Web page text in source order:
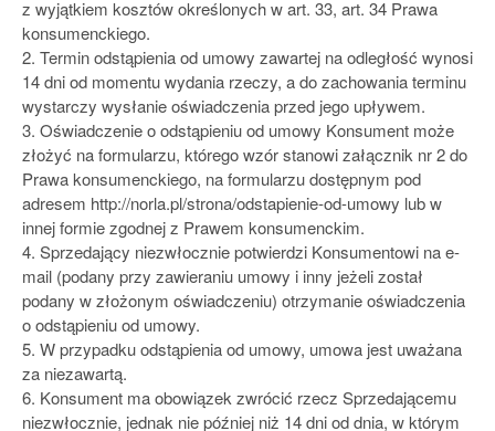
z wyjątkiem kosztów określonych w art. 33, art. 34 Prawa
konsumenckiego.
2. Termin odstąpienia od umowy zawartej na odległość wynosi
14 dni od momentu wydania rzeczy, a do zachowania terminu
wystarczy wysłanie oświadczenia przed jego upływem.
3. Oświadczenie o odstąpieniu od umowy Konsument może
złożyć na formularzu, którego wzór stanowi załącznik nr 2 do
Prawa konsumenckiego, na formularzu dostępnym pod
adresem http://norla.pl/strona/odstapienie-od-umowy lub w
innej formie zgodnej z Prawem konsumenckim.
4. Sprzedający niezwłocznie potwierdzi Konsumentowi na e-
mail (podany przy zawieraniu umowy i inny jeżeli został
podany w złożonym oświadczeniu) otrzymanie oświadczenia
o odstąpieniu od umowy.
5. W przypadku odstąpienia od umowy, umowa jest uważana
za niezawartą.
6. Konsument ma obowiązek zwrócić rzecz Sprzedającemu
niezwłocznie, jednak nie później niż 14 dni od dnia, w którym